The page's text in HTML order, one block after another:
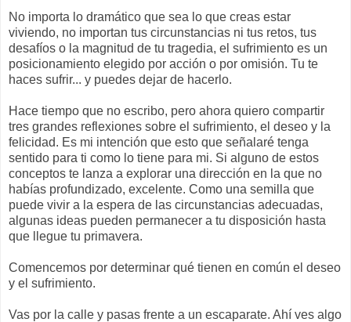
No importa lo dramático que sea lo que creas estar
viviendo, no importan tus circunstancias ni tus retos, tus
desafíos o la magnitud de tu tragedia, el sufrimiento es un
posicionamiento elegido por acción o por omisión. Tu te
haces sufrir... y puedes dejar de hacerlo.
Hace tiempo que no escribo, pero ahora quiero compartir
tres grandes reflexiones sobre el sufrimiento, el deseo y la
felicidad. Es mi intención que esto que señalaré tenga
sentido para ti como lo tiene para mi. Si alguno de estos
conceptos te lanza a explorar una dirección en la que no
habías profundizado, excelente. Como una semilla que
puede vivir a la espera de las circunstancias adecuadas,
algunas ideas pueden permanecer a tu disposición hasta
que llegue tu primavera.
Comencemos por determinar qué tienen en común el deseo
y el sufrimiento.
Vas por la calle y pasas frente a un escaparate. Ahí ves algo